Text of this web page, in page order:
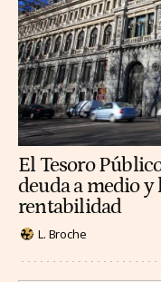
El Tesoro
deuda a medio y
rentabilidad
L. Broche